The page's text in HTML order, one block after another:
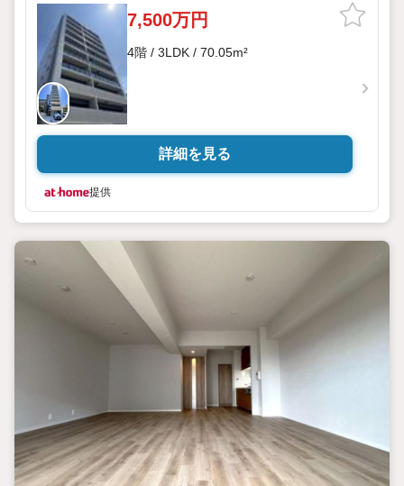
7,500万円
4階 / 3LDK / 70.05m²
詳細を見る
提供